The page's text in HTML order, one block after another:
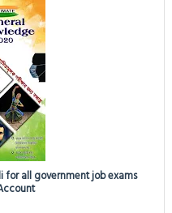
for all government job exams